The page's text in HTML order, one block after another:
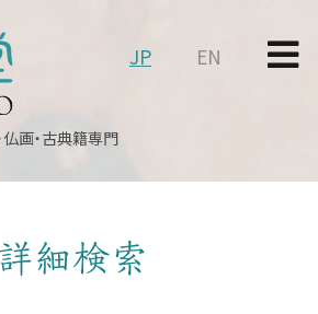
仏画・古典籍専門
JP EN
細検索